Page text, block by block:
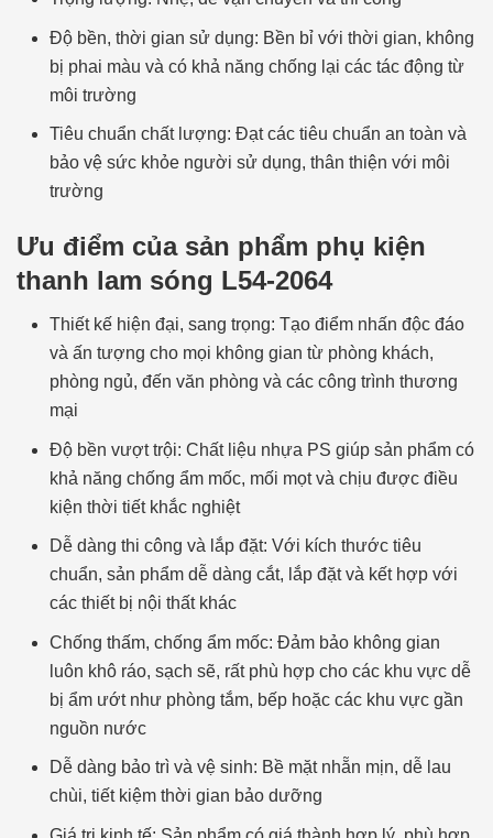
Độ bền, thời gian sử dụng: Bền bỉ với thời gian, không
bị phai màu và có khả năng chống lại các tác động từ
môi trường
Tiêu chuẩn chất lượng: Đạt các tiêu chuẩn an toàn và
bảo vệ sức khỏe người sử dụng, thân thiện với môi
trường
Ưu điểm của sản phẩm phụ kiện
thanh lam sóng L54-2064
Thiết kế hiện đại, sang trọng: Tạo điểm nhấn độc đáo
và ấn tượng cho mọi không gian từ phòng khách,
phòng ngủ, đến văn phòng và các công trình thương
mại
Độ bền vượt trội: Chất liệu nhựa PS giúp sản phẩm có
khả năng chống ẩm mốc, mối mọt và chịu được điều
kiện thời tiết khắc nghiệt
Dễ dàng thi công và lắp đặt: Với kích thước tiêu
chuẩn, sản phẩm dễ dàng cắt, lắp đặt và kết hợp với
các thiết bị nội thất khác
Chống thấm, chống ẩm mốc: Đảm bảo không gian
luôn khô ráo, sạch sẽ, rất phù hợp cho các khu vực dễ
bị ẩm ướt như phòng tắm, bếp hoặc các khu vực gần
nguồn nước
Dễ dàng bảo trì và vệ sinh: Bề mặt nhẵn mịn, dễ lau
chùi, tiết kiệm thời gian bảo dưỡng